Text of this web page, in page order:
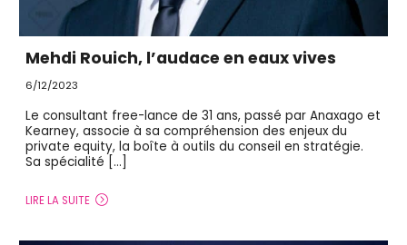
Mehdi Rouich, l’audace en eaux vives
6/12/2023
Le consultant free-lance de 31 ans, passé par Anaxago et
Kearney, associe à sa compréhension des enjeux du
private equity, la boîte à outils du conseil en stratégie.
Sa spécialité […]
LIRE LA SUITE